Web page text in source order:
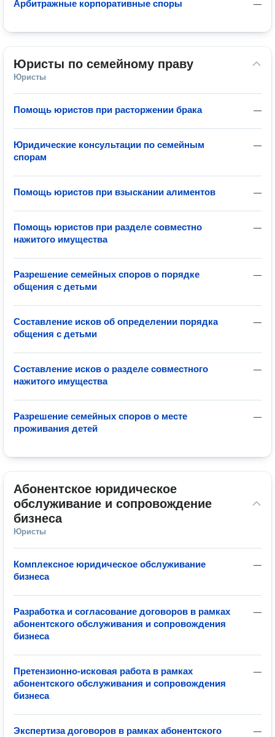
—
Арбитражные корпоративные споры
Юристы по семейному праву
Юристы
—
Помощь юристов при расторжении брака
—
Юридические консультации по семейным
спорам
—
Помощь юристов при взыскании алиментов
—
Помощь юристов при разделе совместно
нажитого имущества
—
Разрешение семейных споров о порядке
общения с детьми
—
Составление исков об определении порядка
общения с детьми
—
Составление исков о разделе совместного
нажитого имущества
—
Разрешение семейных споров о месте
проживания детей
Абонентское юридическое
обслуживание и сопровождение
бизнеса
Юристы
—
Комплексное юридическое обслуживание
бизнеса
—
Разработка и согласование договоров в рамках
абонентского обслуживания и сопровождения
бизнеса
—
Претензионно-исковая работа в рамках
абонентского обслуживания и сопровождения
бизнеса
—
Экспертиза договоров в рамках абонентского